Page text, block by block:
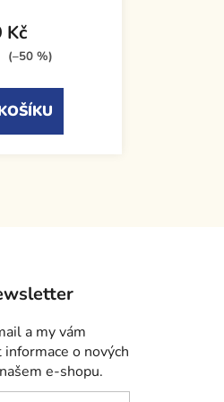
Kč
(–50 %)
a my vám
o nových
e-shopu.